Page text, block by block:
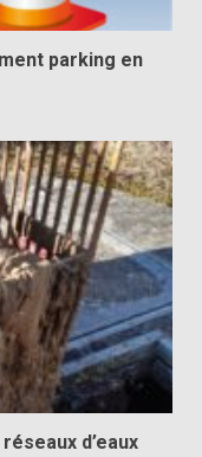
parking en
d’eaux